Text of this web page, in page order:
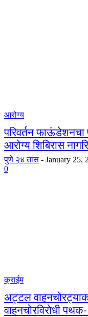
आरोग्य
परिवर्तन फाऊंडेशनचा
आरोग्य शिबिरास
पुणे २४ तास - January 25,
0
क्राईम
अट्टल
वाहनचोरविरोधी